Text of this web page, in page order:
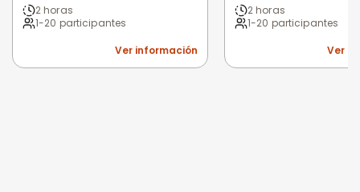
2 horas
1-20 participantes
Ver información
2 horas
1-20 participantes
Ver